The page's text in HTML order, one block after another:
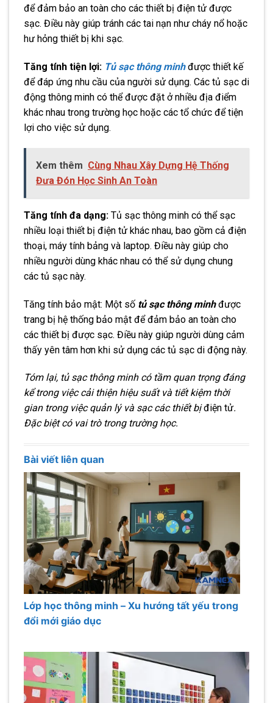
để đảm bảo an toàn cho các thiết bị điện tử được
sạc. Điều này giúp tránh các tai nạn như cháy nổ hoặc
hư hỏng thiết bị khi sạc.
Tăng tính tiện lợi: Tủ sạc thông minhđược thiết kế
để đáp ứng nhu cầu của người sử dụng. Các tủ sạc di
động thông minh có thể được đặt ở nhiều địa điểm
khác nhau trong trường học hoặc các tổ chức để tiện
lợi cho việc sử dụng.
Xem thêm Cùng Nhau Xây Dựng Hệ Thống
Đưa Đón Học Sinh An Toàn
Tăng tính đa dạng: Tủ sạc thông minh có thể sạc
nhiều loại thiết bị điện tử khác nhau, bao gồm cả điện
thoại, máy tính bảng và laptop. Điều này giúp cho
nhiều người dùng khác nhau có thể sử dụng chung
các tủ sạc này.
Tăng tính bảo mật: Một số tủ sạc thông minhđược
trang bị hệ thống bảo mật để đảm bảo an toàn cho
các thiết bị được sạc. Điều này giúp người dùng cảm
thấy yên tâm hơn khi sử dụng các tủ sạc di động này.
Tóm lại, tủ sạc thông minh có tầm quan trọng đáng
kể trong việc cải thiện hiệu suất và tiết kiệm thời
gian trong việc quản lý và sạc các thiết bịđiện tử.
Đặc biệt có vai trò trong trường học.
Bài viết liên quan
Lớp học thông minh – Xu hướng tất yếu trong
đổi mới giáo dục